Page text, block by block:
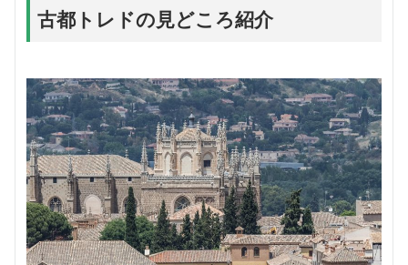
古都トレドの見どころ紹介